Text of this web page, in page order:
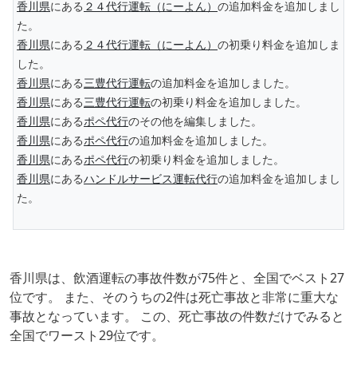
香川県にある ２４代行運転（にーよん） の追加料金を追加しまし
た。
香川県にある ２４代行運転（にーよん） の初乗り料金を追加しま
した。
香川県にある三豊代行運転の追加料金を追加しました。
香川県にある三豊代行運転の初乗り料金を追加しました。
香川県にあるポペ代行のその他を編集しました。
香川県にあるポペ代行の追加料金を追加しました。
香川県にあるポペ代行の初乗り料金を追加しました。
香川県にあるハンドルサービス運転代行の追加料金を追加しまし
た。
香川県は、飲酒運転の事故件数が75件と、全国でベスト27
位です。 また、そのうちの2件は死亡事故と非常に重大な
事故となっています。 この、死亡事故の件数だけでみると
全国でワースト29位です。